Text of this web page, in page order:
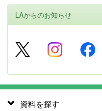
LAからのお知らせ
資料を探す